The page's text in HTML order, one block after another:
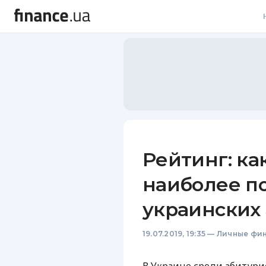
Рейтинг:
наиболее
19.07.2019, 19:35 — Личные